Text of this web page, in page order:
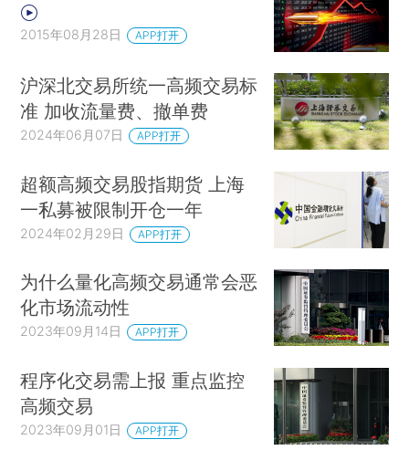
2015年08月28日 APP打开
沪深北交易所统一高频交易标
准 加收流量费、撤单费
2024年06月07日 APP打开
超额高频交易股指期货 上海
一私募被限制开仓一年
2024年02月29日 APP打开
为什么量化高频交易通常会恶
化市场流动性
2023年09月14日 APP打开
程序化交易需上报 重点监控
高频交易
2023年09月01日 APP打开